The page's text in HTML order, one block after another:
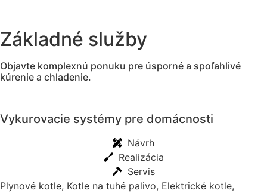
Základné služby
Objavte komplexnú ponuku pre úsporné a spoľahlivé
kúrenie a chladenie.
Vykurovacie systémy pre domácnosti
Návrh
Realizácia
Servis
Plynové kotle, Kotle na tuhé palivo, Elektrické kotle,